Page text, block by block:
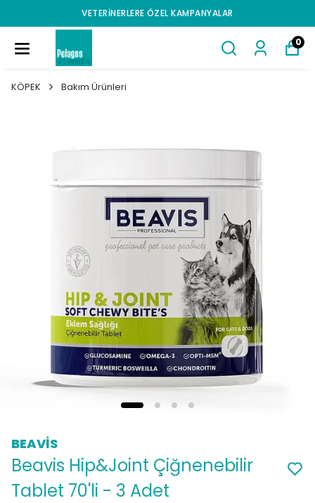
VETERINERLERE ÖZEL KAMPANYALAR
0
KÖPEK Bakım Ürünleri
BEAVİS
Beavis Hip&Joint Çiğnenebilir
Tablet 70'li - 3 Adet